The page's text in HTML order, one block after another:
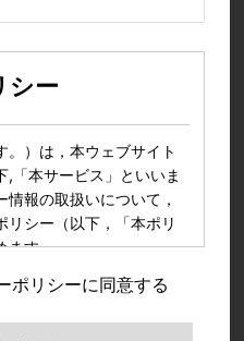
シー
。）は，本ウェブサイト
,「本サービス」といいま
報の取扱いについて，
リシー（以下，「本ポリ
ます。
ポリシーに同意する